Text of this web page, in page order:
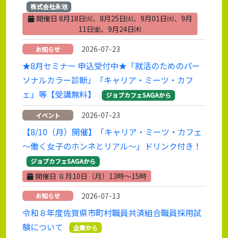
株式会社永池
開催日 8月18日㈫、8月25日㈫、9月01日㈫、9月
11日㈮、9月24日㈭
お知らせ 2026-07-23
★8月セミナー 申込受付中★「就活のためのパー
ソナルカラー診断」「キャリア・ミーツ・カフ
ェ」等【受講無料】
ジョブカフェSAGAから
イベント 2026-07-23
【8/10（月）開催】「キャリア・ミーツ・カフェ
～働く女子のホンネとリアル～」ドリンク付き！
ジョブカフェSAGAから
開催日 ８月10日（月）13時～15時
お知らせ 2026-07-13
令和８年度佐賀県市町村職員共済組合職員採用試
験について
企業から